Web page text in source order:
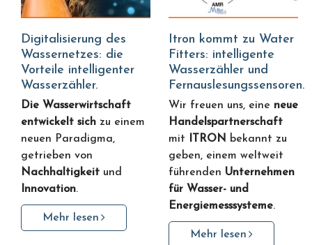
Digitalisierung des
Wassernetzes: die
Vorteile intelligenter
Wasserzähler.
Die Wasserwirtschaft
entwickelt sich zu einem
neuen Paradigma,
getrieben von
Nachhaltigkeit und
Innovation.
Mehr lesen
Itron kommt zu Water
Fitters: intelligente
Wasserzähler und
Fernauslesungssensoren.
Wir freuen uns, eine neue
Handelspartnerschaft
mit
ITRON bekannt zu
geben, einem weltweit
führenden Unternehmen
für Wasser- und
Energiemesssysteme.
Mehr lesen